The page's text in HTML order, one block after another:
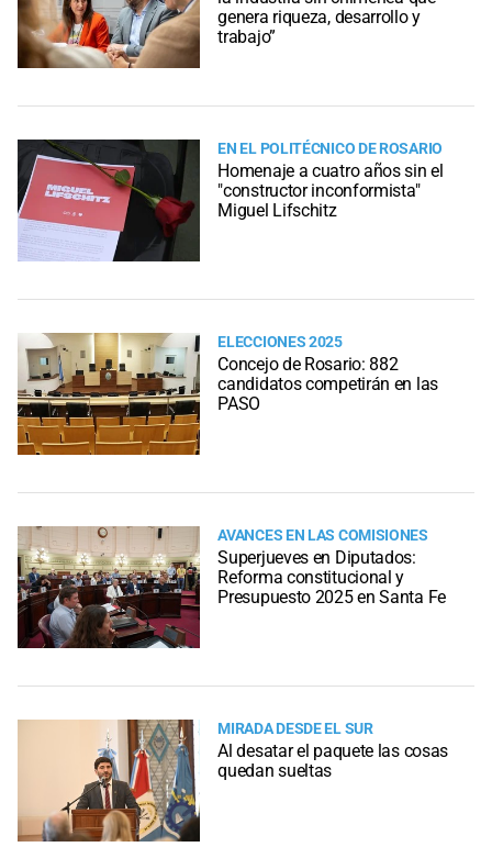
genera riqueza, desarrollo y
trabajo”
EN EL POLITÉCNICO DE ROSARIO
Homenaje a cuatro años sin el
"constructor inconformista"
Miguel Lifschitz
ELECCIONES 2025
Concejo de Rosario: 882
candidatos competirán en las
PASO
AVANCES EN LAS COMISIONES
Superjueves en Diputados:
Reforma constitucional y
Presupuesto 2025 en Santa Fe
MIRADA DESDE EL SUR
Al desatar el paquete las cosas
quedan sueltas